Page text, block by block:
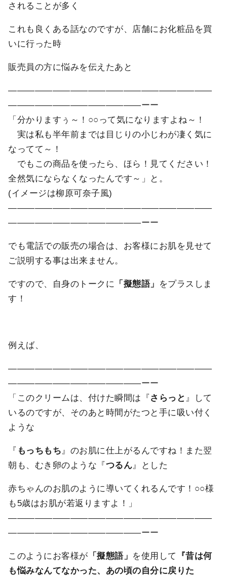
されることが多く
これも良くある話なのですが、店舗にお化粧品を買
いに行った時
販売員の方に悩みを伝えたあと
―――――――――――――――――――――――
―――――――――――――――ーー
「分かりますぅ～！○○って気になりますよね～！
実は私も半年前までは目じりの小じわが凄く気に
なってて～！
でもこの商品を使ったら、ほら！見てください！
全然気にならなくなったんです～」と。
(イメージは柳原可奈子風)
―――――――――――――――――――――――
―――――――――――――――ーー
でも電話での販売の場合は、お客様にお肌を見せて
ご説明する事は出来ません。
ですので、自身のトークに 「擬態語」
をプラスしま
す！
例えば、
―――――――――――――――――――――――
―――――――――――――――ーー
「このクリームは、付けた瞬間は『 さらっと 』して
いるのですが、そのあと時間がたつと手に吸い付く
ような
『 もっちもち』のお肌に仕上がるんですね！また翌
朝も、むき卵のような『つるん』とした
赤ちゃんのお肌のように導いてくれるんです！○○様
も5歳はお肌が若返りますよ！」
―――――――――――――――――――――――
―――――――――――――――ーー
このようにお客様が 「擬態語」 を使用して
『昔は何
も悩みなんてなかった、あの頃の自分に戻りた